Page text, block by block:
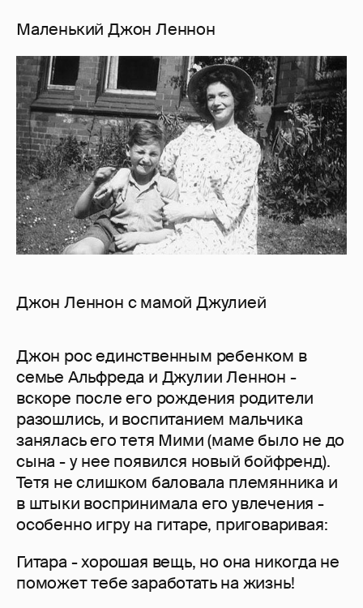
Маленький Джон Леннон
Джон Леннон с мамой Джулией
Джон рос единственным ребенком в
семье Альфреда и Джулии Леннон -
вскоре после его рождения родители
разошлись, и воспитанием мальчика
занялась его тетя Мими (маме было не до
сына - у нее появился новый бойфренд).
Тетя не слишком баловала племянника и
в штыки воспринимала его увлечения -
особенно игру на гитаре, приговаривая:
Гитара - хорошая вещь, но она никогда не
поможет тебе заработать на жизнь!